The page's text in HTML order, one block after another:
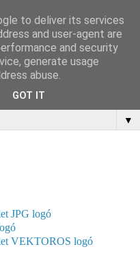
▼
JPG logó
VEKTOROS logó
to deliver its services
and user-agent are
and security
generate usage
abuse.
GOT IT